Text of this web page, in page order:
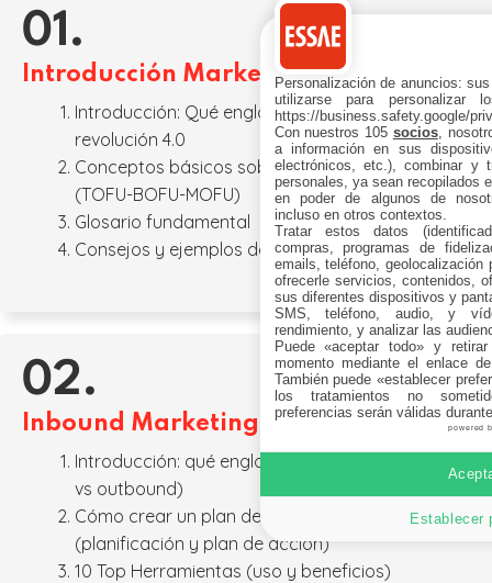
01.
Introducción Marketing Digital
Introducción: Qué engloba + qué implica en
revolución 4.0
Conceptos básicos sobre marketing digital
(TOFU-BOFU-MOFU)
Glosario fundamental
Consejos y ejemplos de buenas prácticas
02.
Inbound Marketing
Introducción: qué engloba y ventajas (inbound
vs outbound)
Cómo crear un plan de inbound marketing
(planificación y plan de acción)
10 Top Herramientas (uso y beneficios)
Personalización de anuncios:
utilizarse para personalizar
https://business.safety.google/
Con nuestros 105 socios,
a información en sus
electrónicos, etc.), combinar y
personales, ya sean recopilados
en poder de algunos de
incluso en otros contextos.
Tratar estos datos
compras, programas de
emails, teléfono,
ofrecerle servicios, contenidos,
sus diferentes dispositivos y
SMS, teléfono, audio, y
rendimiento, y analizar las
Puede «aceptar todo» y
momento mediante el enlace
También puede «establecer
los tratamientos no
preferencias serán válidas
powered
Establecer